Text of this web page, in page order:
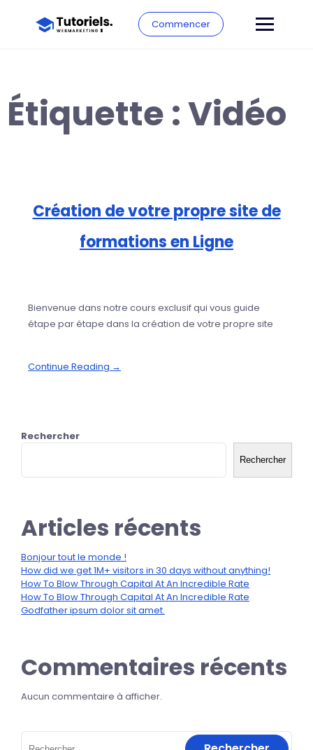
Commencer
Étiquette :Vidéo
Création de votre propre site de
formations en Ligne
Bienvenue dans notre cours exclusif qui vous guide
étape par étape dans la création de votre propre site
Continue Reading →
Rechercher
Rechercher
Articles récents
Bonjour tout le monde !
How did we get 1M+ visitors in 30 days without anything!
How To Blow Through Capital At An Incredible Rate
How To Blow Through Capital At An Incredible Rate
Godfather ipsum dolor sit amet.
Commentaires récents
Aucun commentaire à afficher.